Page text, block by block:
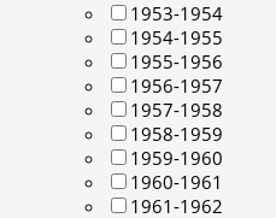
1953-1954
1954-1955
1955-1956
1956-1957
1957-1958
1958-1959
1959-1960
1960-1961
1961-1962